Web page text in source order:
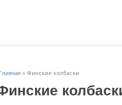
Главная » Финские колбаски